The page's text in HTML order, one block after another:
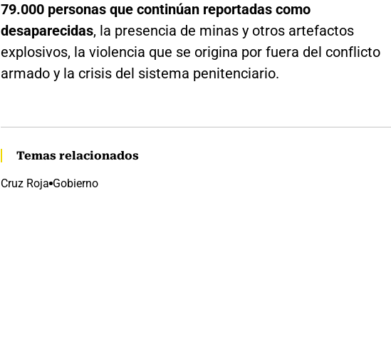
79.000 personas que continúan reportadas como
desaparecidas, la presencia de minas y otros artefactos
explosivos, la violencia que se origina por fuera del conflicto
armado y la crisis del sistema penitenciario.
Temas relacionados
Cruz Roja Gobierno